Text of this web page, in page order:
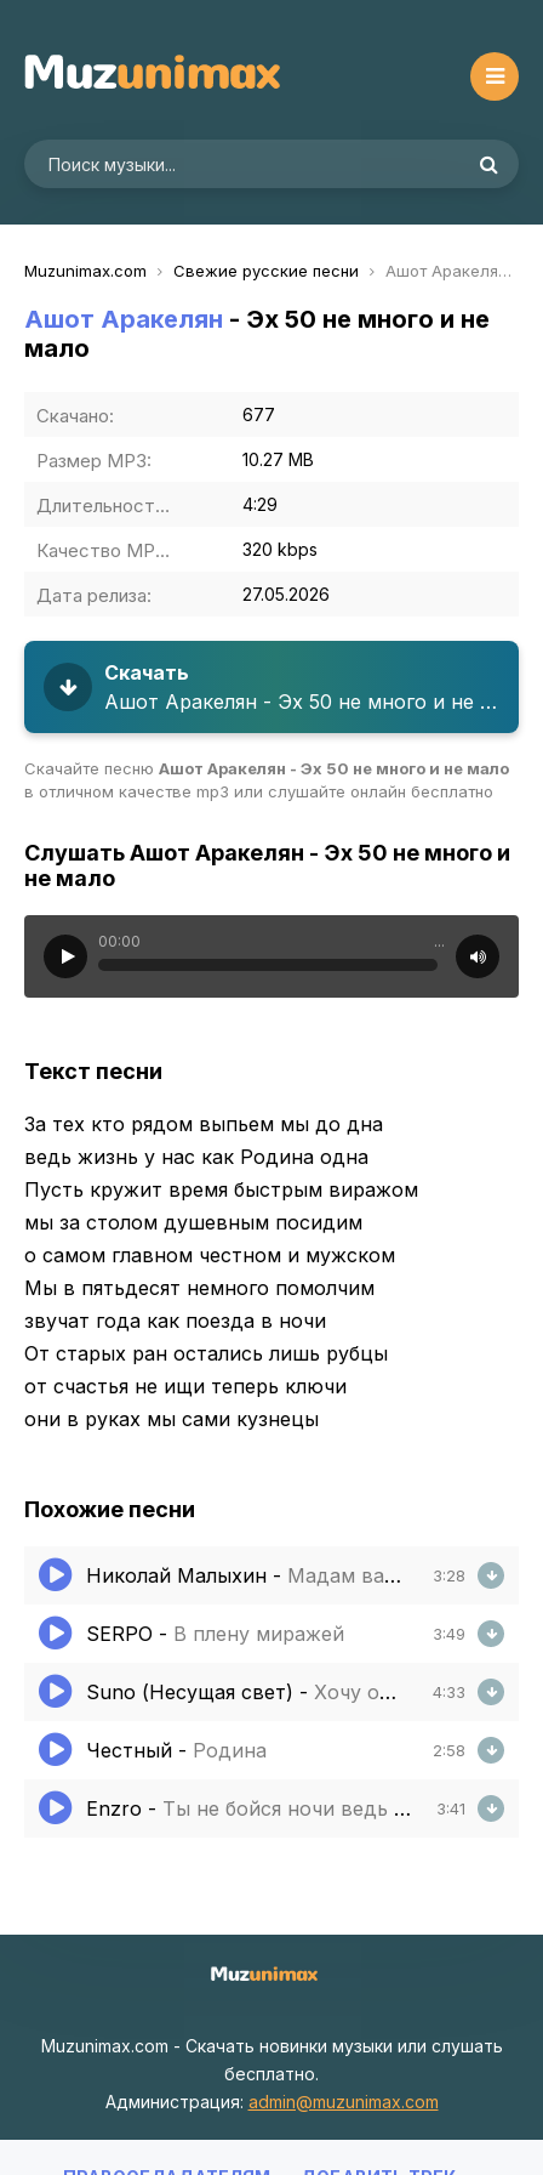
Muzunimax.com Свежие русские песни Ашот Аракелян - Эх 50 не много и не мало
Ашот Аракелян - Эх 50 не много и не
мало
Скачано: 677
Размер MP3: 10.27 MB
Длительность MP3: 4:29
Качество MP3: 320 kbps
Дата релиза: 27.05.2026
Скачать
Ашот Аракелян - Эх 50 не много и не мало
Скачайте песню Ашот Аракелян - Эх 50 не много и не мало
в отличном качестве mp3 или слушайте онлайн бесплатно
Слушать Ашот Аракелян - Эх 50 не много и
не мало
00:00 ...
Текст песни
За тех кто рядом выпьем мы до дна
ведь жизнь у нас как Родина одна
Пусть кружит время быстрым виражом
мы за столом душевным посидим
о самом главном честном и мужском
Мы в пятьдесят немного помолчим
звучат года как поезда в ночи
От старых ран остались лишь рубцы
от счастья не ищи теперь ключи
они в руках мы сами кузнецы
Похожие песни
Николай Малыхин - Мадам ваш выход 3:28
SERPO - В плену миражей 3:49
Suno (Несущая свет) - Хочу одну тебя любить 4:33
Честный - Родина 2:58
Enzro - Ты не бойся ночи ведь я рядом 3:41
Muzunimax.com - Скачать новинки музыки или слушать
бесплатно.
Администрация: admin@muzunimax.com